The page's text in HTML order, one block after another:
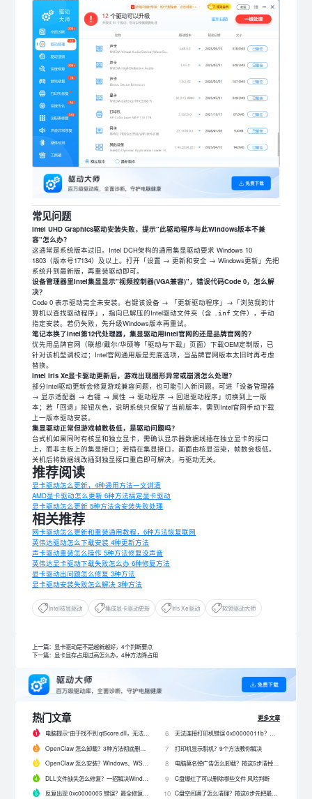
常见问题
Intel UHD Graphics驱动安装失败，提示"此驱动程序与此Windows版本不兼
容"怎么办？
这通常是系统版本过旧。Intel DCH架构的通用集显驱动要求 Windows 10
1803（版本号17134）及以上。打开「设置 → 更新和安全 → Windows更新」先把
系统升到最新版，再重装驱动即可。
设备管理器里Intel集显显示"视频控制器(VGA兼容)"，错误代码Code 0，怎么解
决？
Code 0 表示驱动完全未安装。右键该设备 → 「更新驱动程序」→「浏览我的计
算机以查找驱动程序」，指向已解压的Intel驱动文件夹（含
.inf 文件），手动
指定安装。若仍失败，先升级Windows版本再重试。
笔记本换了Intel第12代处理器，集显驱动用Intel官网的还是品牌官网的？
优先用品牌官网（联想/戴尔/华硕等「驱动与下载」页面）下载OEM定制版，已
针对该机型调校过；Intel官网通用版是兜底选项，当品牌官网版本太旧时再考虑
替换。
Intel Iris Xe显卡驱动更新后，游戏出现图形异常或崩溃怎么处理？
部分Intel驱动更新会修复游戏兼容问题，也可能引入新问题。可进「设备管理器
→ 显示适配器 → 右键 → 属性 → 驱动程序 → 回退驱动程序」切换到上一版
本；若「回退」按钮灰色，说明系统只保留了当前版本，需到Intel官网手动下载
上一版本驱动安装。
集显驱动正常但游戏帧数极低，是驱动问题吗？
台式机如果同时有核显和独立显卡，需确认显示器数据线插在独立显卡的接口
上，而非主板上的集显接口；若插在集显接口，画面由核显渲染，帧数会极低。
关机后将数据线改插到独显接口重启即可解决，与驱动无关。
推荐阅读
显卡驱动怎么更新，4种通用方法一文讲清
AMD显卡驱动怎么更新 6种方法搞定显卡驱动
显卡驱动怎么更新 5种方法含安装失败处理
相关推荐
网卡驱动怎么更新和重装通用教程，6种方法恢复联网
英伟达驱动怎么下载安装 4种更新方法
声卡驱动重装怎么操作 5种方法修复没声音
英伟达显卡驱动下载失败怎么办 6种修复方法
显卡驱动出问题怎么修复 3种方法
显卡驱动安装失败怎么解决 3种方法
Intel核显驱动 集成显卡驱动更新 Iris Xe驱动 软领驱动大师
上一篇：显卡驱动是不是越新越好，4个判断要点
下一篇：显卡显存占用过高怎么办，4种方法降占用
热门文章
更多文章
电脑提示“由于找不到 qt5core.dll，无法继续执行代码”？4 招快速修复！
OpenClaw 怎么卸载？3种方法彻底删除 OpenClaw 及残留数据
OpenClaw 怎么安装？Windows、WSL2 和网关配置完整教程
DLL文件缺失怎么修复？一招解决Windows启动报错问题！
反复出现 0xc0000005 错误？最全修复教程来了！
6
7 打印机显示脱机？9个方法教你解决
8
9 C盘爆红了可以删除哪些文件 风险判断
10